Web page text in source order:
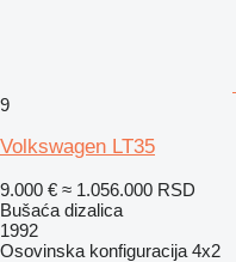
9
Volkswagen LT35
9.000 € ≈ 1.056.000 RSD
Bušaća dizalica
1992
Osovinska konfiguracija 4x2